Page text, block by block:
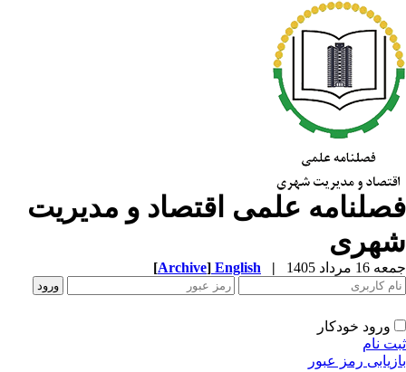
علمی اقتصاد و مدیریت
مرداد 1405 |
English
[Archive]
ورود خودکار
نام
رمز عبور